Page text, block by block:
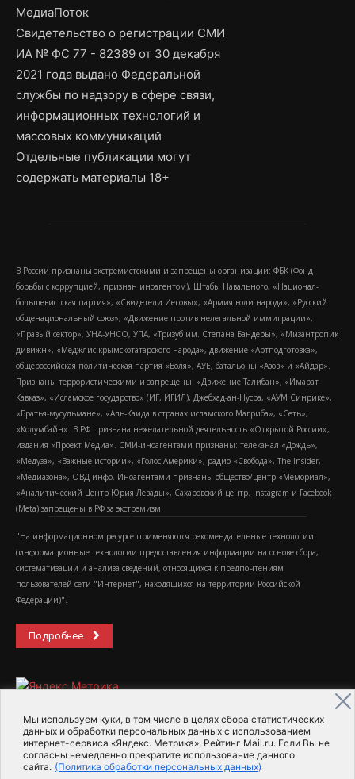
Мы используем куки, в том числе в целях сбора статистических
данных и обработки персональных данных с использованием
интернет-сервиса «Яндекс. Метрика», Рейтинг Mail.ru. Если Вы не
согласны немедленно прекратите использование данного
сайта. (Политика обработки персональных данных)
МедиаПоток
Свидетельство о регистрации СМИ
ИА № ФС 77 - 82389 от 30 декабря
2021 года выдано Федеральной
службы по надзору в сфере связи,
информационных технологий и
массовых коммуникаций
Отдельные публикации могут
содержать материалы 18+
В России признаны экстремистскими и запрещены организации: ФБК (Фонд
борьбы с коррупцией, признан иноагентом), Штабы Навального, «Национал-
большевистская партия», «Свидетели Иеговы», «Армия воли народа», «Русский
общенациональный союз», «Движение против нелегальной иммиграции»,
«Правый сектор», УНА-УНСО, УПА, «Тризуб им. Степана Бандеры», «Мизантропик
дивижн», «Меджлис крымскотатарского народа», движение «Артподготовка»,
общероссийская политическая партия «Воля», АУЕ, батальоны «Азов» и «Айдар».
Признаны террористическими и запрещены: «Движение Талибан», «Имарат
Кавказ», «Исламское государство» (ИГ, ИГИЛ), Джебхад-ан-Нусра, «АУМ Синрике»,
«Братья-мусульмане», «Аль-Каида в странах исламского Магриба», «Сеть»,
«Колумбайн». В РФ признана нежелательной деятельность «Открытой России»,
издания «Проект Медиа». СМИ-иноагентами признаны: телеканал «Дождь»,
«Медуза», «Важные истории», «Голос Америки», радио «Свобода», The Insider,
«Медиазона», ОВД-инфо. Иноагентами признаны общество/центр «Мемориал»,
«Аналитический Центр Юрия Левады», Сахаровский центр. Instagram и Facebook
(Metа) запрещены в РФ за экстремизм.
"На информационном ресурсе применяются рекомендательные технологии
(информационные технологии предоставления информации на основе сбора,
систематизации и анализа сведений, относящихся к предпочтениям
пользователей сети "Интернет", находящихся на территории Российской
Федерации)".
Подробнее
2015-2026- Информационное агентство МедиаПоток